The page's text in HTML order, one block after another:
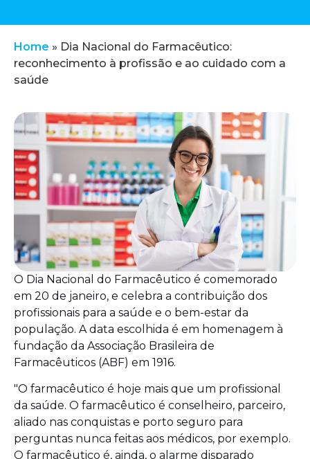
Home » Dia Nacional do Farmacêutico:
reconhecimento à profissão e ao cuidado com a
saúde
O Dia Nacional do Farmacêutico é comemorado
em 20 de janeiro, e celebra a contribuição dos
profissionais para a saúde e o bem-estar da
população. A data escolhida é em homenagem à
fundação da Associação Brasileira de
Farmacêuticos (ABF) em 1916.
"O farmacêutico é hoje mais que um profissional
da saúde. O farmacêutico é conselheiro, parceiro,
aliado nas conquistas e porto seguro para
perguntas nunca feitas aos médicos, por exemplo.
O farmacêutico é, ainda, o alarme disparado